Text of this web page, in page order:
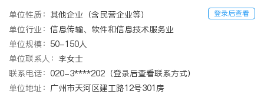
中国社会科学院、广东省科学院等国内1000多家高等院校、科研机
构建立了长期的人才招聘合作关系。
公司成立以来，致力于发挥网络平台在人才招聘引进中的桥梁作
用，配备专门人员，加大科技研发投入，完善平台功能，先后在平
台招聘职位的细分、网络招聘信息的采集、编排、展示等方面进行
了软件和系统的研发，初步形成了一套有适合客户群体的的计算机
技术，提升了自身网络平台的易用性和便利性，越来越得到用人单
位和求职者的认可。今后，公司将继续以科技为支撑，以打造一个
登录后查看
单位性质： 其他企业（含民营企业等）
单位行业： 信息传输、软件和信息技术服务业
单位规模： 50-150人
单位联系人： 李女士
联系电话： 020-3****202（登录后查看联系方式）
单位地址： 广州市天河区建工路12号301房